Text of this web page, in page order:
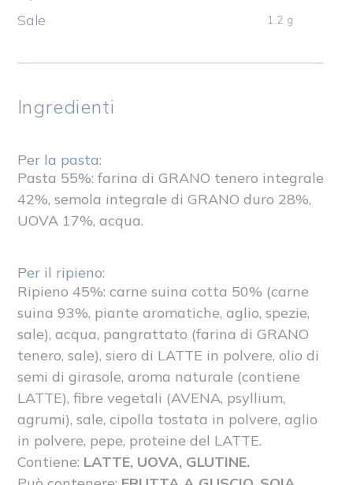
Sale 1.2 g
Ingredienti
Per la pasta:
Pasta 55%: farina di GRANO tenero integrale
42%, semola integrale di GRANO duro 28%,
UOVA 17%, acqua.
Per il ripieno:
Ripieno 45%: carne suina cotta 50% (carne
suina 93%, piante aromatiche, aglio, spezie,
sale), acqua, pangrattato (farina di GRANO
tenero, sale), siero di LATTE in polvere, olio di
semi di girasole, aroma naturale (contiene
LATTE), fibre vegetali (AVENA, psyllium,
agrumi), sale, cipolla tostata in polvere, aglio
in polvere, pepe, proteine del LATTE.
Contiene: LATTE, UOVA, GLUTINE.